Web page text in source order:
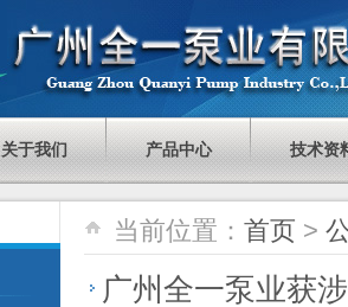
关于我们 产品中心 技术资
当前位置： 首页 >
广州全一泵业获